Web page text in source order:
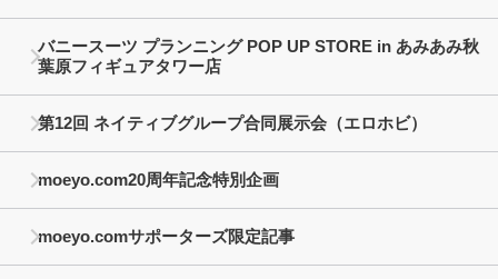
バニースーツ プランニング POP UP STORE in あみあみ秋
葉原フィギュアタワー店
第12回 ネイティブグループ合同展示会（エロホビ）
moeyo.com20周年記念特別企画
moeyo.comサポーターズ限定記事